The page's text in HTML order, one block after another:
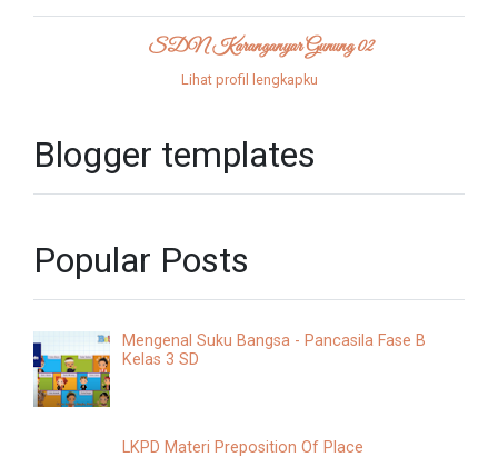
SDN Karanganyar Gunung 02
Lihat profil lengkapku
Blogger templates
Popular Posts
Mengenal Suku Bangsa - Pancasila Fase B
Kelas 3 SD
LKPD Materi Preposition Of Place